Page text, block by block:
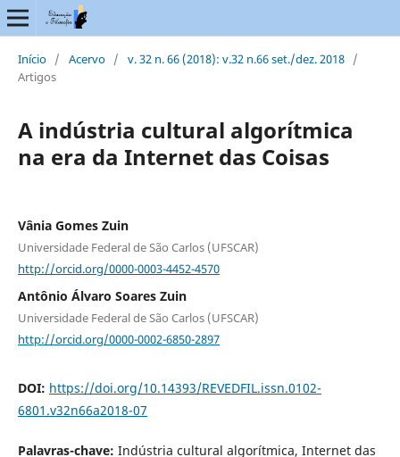
Início / Acervo / v. 32 n. 66 (2018): v.32 n.66 set./dez. 2018 /
Artigos
A indústria cultural algorítmica
na era da Internet das Coisas
Vânia Gomes Zuin
Universidade Federal de São Carlos (UFSCAR)
http://orcid.org/0000-0003-4452-4570
Antônio Álvaro Soares Zuin
Universidade Federal de São Carlos (UFSCAR)
http://orcid.org/0000-0002-6850-2897
DOI: https://doi.org/10.14393/REVEDFIL.issn.0102-
6801.v32n66a2018-07
Palavras-chave: Indústria cultural algorítmica, Internet das